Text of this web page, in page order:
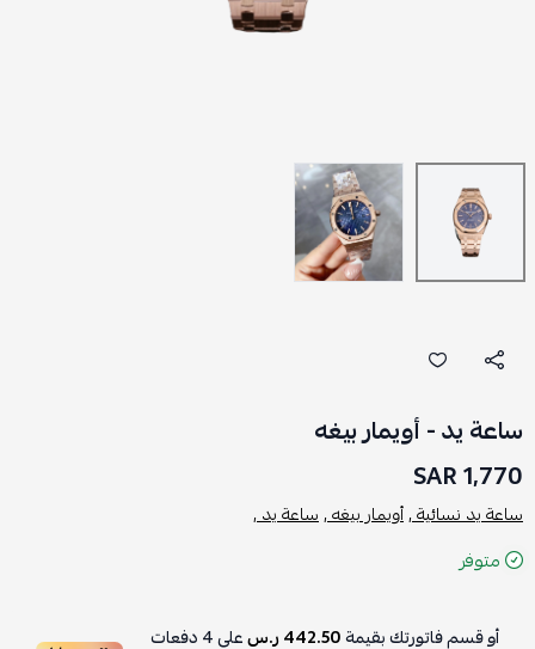
ساعة يد - أويمار بيغه
1,770 SAR
ساعة يد نسائية ,أويمار بيغه ,ساعة يد ,
متوفر
أو قسم فاتورتك بقيمة442.50 ر.س على4دفعات